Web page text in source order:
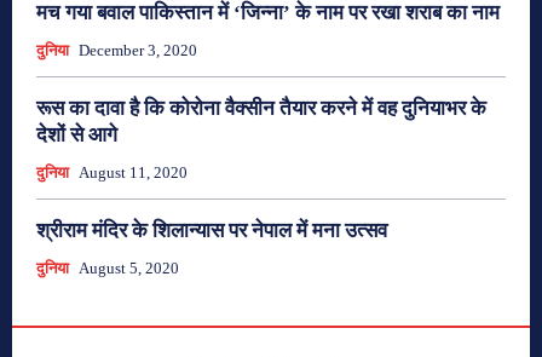
मच गया बवाल पाकिस्तान में ‘जिन्ना’ के नाम पर रखा शराब का नाम
दुनिया December 3, 2020
रूस का दावा है कि कोरोना वैक्सीन तैयार करने में वह दुनियाभर के
देशों से आगे
दुनिया August 11, 2020
श्रीराम मंदिर के शिलान्यास पर नेपाल में मना उत्सव
दुनिया August 5, 2020